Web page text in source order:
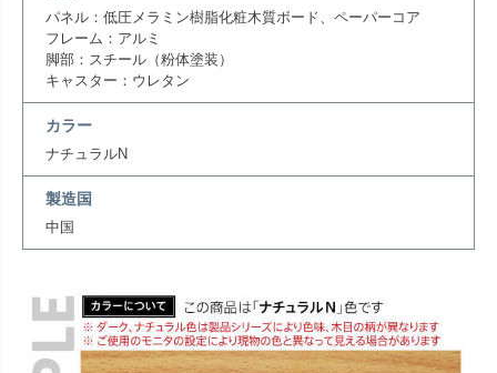
パネル：低圧メラミン樹脂化粧木質ボード、ペーパーコア
フレーム：アルミ
脚部：スチール（粉体塗装）
キャスター：ウレタン
カラー
ナチュラルN
製造国
中国